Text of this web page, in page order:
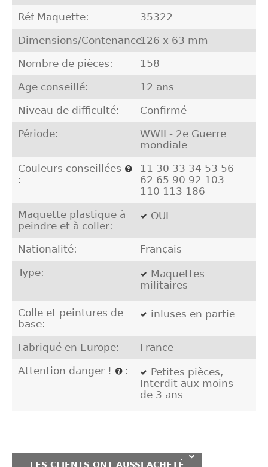
Réf Maquette: 35322
Dimensions/Contenance:126 x 63 mm
Nombre de pièces: 158
Age conseillé: 12 ans
Niveau de difficulté: Confirmé
Période:
WWII - 2e Guerre
mondiale
Couleurs conseillées
:
11 30 33 34 53 56
62 65 90 92 103
110 113 186
Maquette plastique à
peindre et à coller:
OUI
Nationalité: Français
Type:
Maquettes
militaires
Colle et peintures de
base:
inluses en partie
Fabriqué en Europe: France
Attention danger ! :
Petites pièces,
Interdit aux moins
de 3 ans
LES CLIENTS ONT AUSSI ACHETÉ